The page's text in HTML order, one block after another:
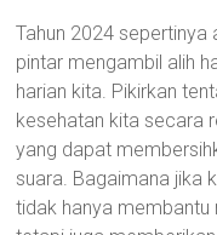
Tahun 2024 sepertinya
pintar mengambil alih
harian kita. Pikirkan
kesehatan kita secara
yang dapat
suara. Bagaimana jika
tidak hanya membantu